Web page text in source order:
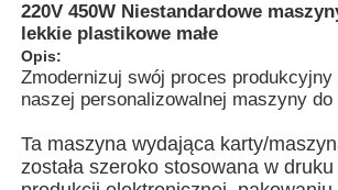
O nas
Wycieczka po fabryce
220V 450W Niestandardowe
lekkie plastikowe małe
Opis:
Zmodernizuj swój proces produkcyjny
naszej personalizowalnej maszyny
Ta maszyna wydająca karty/
została szeroko stosowana w